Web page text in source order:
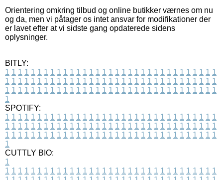
Orientering omkring tilbud og online butikker værnes om nu
og da, men vi påtager os intet ansvar for modifikationer der
er lavet efter at vi sidste gang opdaterede sidens
oplysninger.
BITLY:
1 1 1 1 1 1 1 1 1 1 1 1 1 1 1 1 1 1 1 1 1 1 1 1 1 1 1 1 1 1 1 1 1
1 1 1 1 1 1 1 1 1 1 1 1 1 1 1 1 1 1 1 1 1 1 1 1 1 1 1 1 1 1 1 1 1
1 1 1 1 1 1 1 1 1 1 1 1 1 1 1 1 1 1 1 1 1 1 1 1 1 1 1 1 1 1 1 1 1
1
SPOTIFY:
1 1 1 1 1 1 1 1 1 1 1 1 1 1 1 1 1 1 1 1 1 1 1 1 1 1 1 1 1 1 1 1 1
1 1 1 1 1 1 1 1 1 1 1 1 1 1 1 1 1 1 1 1 1 1 1 1 1 1 1 1 1 1 1 1 1
1 1 1 1 1 1 1 1 1 1 1 1 1 1 1 1 1 1 1 1 1 1 1 1 1 1 1 1 1 1 1 1 1
1
CUTTLY BIO:
1
1 1 1 1 1 1 1 1 1 1 1 1 1 1 1 1 1 1 1 1 1 1 1 1 1 1 1 1 1 1 1 1 1